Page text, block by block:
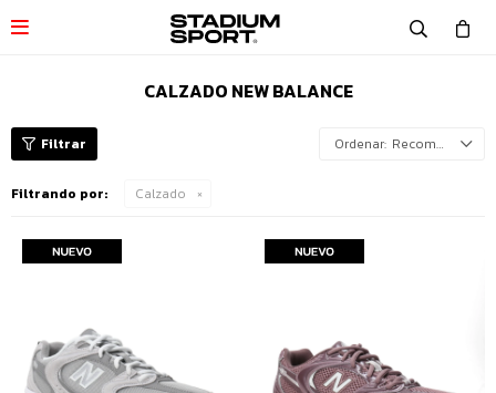

CALZADO NEW BALANCE
Recomendados
Filtrando por: Calzado